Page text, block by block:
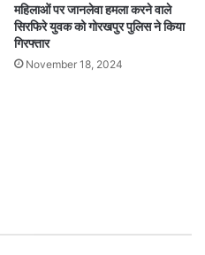
महिलाओं पर जानलेवा हमला करने वाले
सिरफिरे युवक को गोरखपुर पुलिस ने किया
गिरफ्तार
November 18, 2024